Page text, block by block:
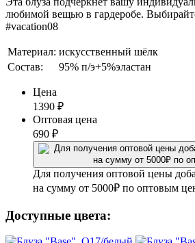
любимой вещью в гардеробе.
#vacation08
Материал: искусственный шёлк
Состав:
95% п/э+5%эластан
Цена
1390 ₽
Оптовая цена
690 ₽
Для получения оптовой цены
на сумму от 5000₽ по оптовым
Доступные цвета: